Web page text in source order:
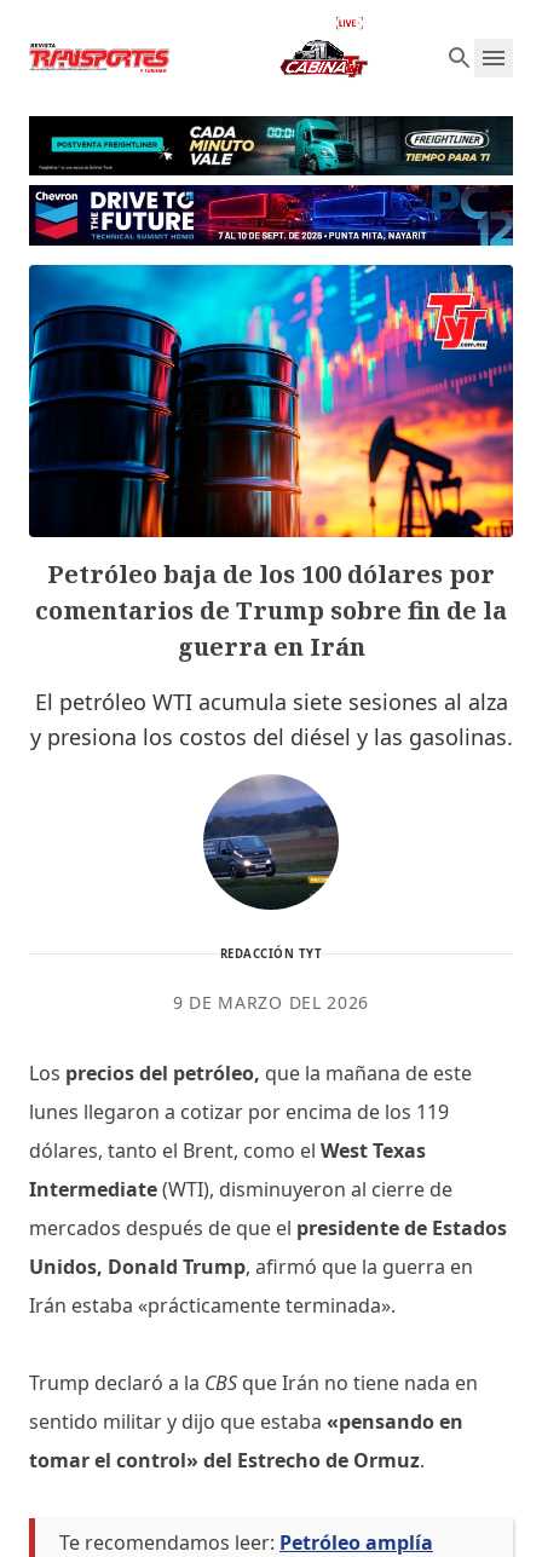
Petróleo baja de los 100 dólares por
comentarios de Trump sobre fin de la
guerra en Irán
El petróleo WTI acumula siete sesiones al alza
y presiona los costos del diésel y las gasolinas.
REDACCIÓN TYT
9 DE MARZO DEL 2026
Los precios del petróleo, que la mañana de este
lunes llegaron a cotizar por encima de los 119
dólares, tanto el Brent, como el West Texas
Intermediate(WTI), disminuyeron al cierre de
mercados después de que el presidente de Estados
Unidos, Donald Trump, afirmó que la guerra en
Irán estaba «prácticamente terminada».
Trump declaró a la CBS que Irán no tiene nada en
sentido militar y dijo que estaba «pensando en
tomar el control» del Estrecho de Ormuz.
Te recomendamos leer: Petróleo amplía